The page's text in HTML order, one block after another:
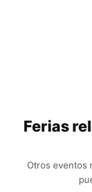
Ferias
Otros eventos